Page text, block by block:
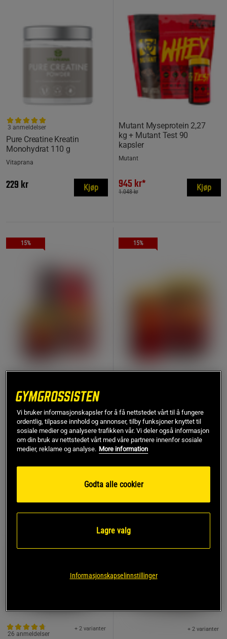
Pure Creatine Kreatin
Monohydrat 110 g
3 anmeldelser
Vitaprana
229 kr Kjøp
Mutant Myseprotein 2,27
kg + Mutant Test 90
kapsler
Mutant
945 kr*
1.048 kr Kjøp
15%
CreaKong, 300g
Mutant
1.163 kr*
1.368 kr Kjøp
15%
Mutant
629 kr*
738 kr Kjøp
+ 2 varianter
26 anmeldelser
+ 2 varianter
Vi bruker informasjonskapsler for å få nettstedet vårt til å fungere
ordentlig, tilpasse innhold og annonser, tilby funksjoner knyttet til
sosiale medier og analysere trafikken vår. Vi deler også informasjon
om din bruk av nettstedet vårt med våre partnere innenfor sosiale
medier, reklame og analyse. More information
Godta alle cookier
Lagre valg
Informasjonskapselinnstillinger